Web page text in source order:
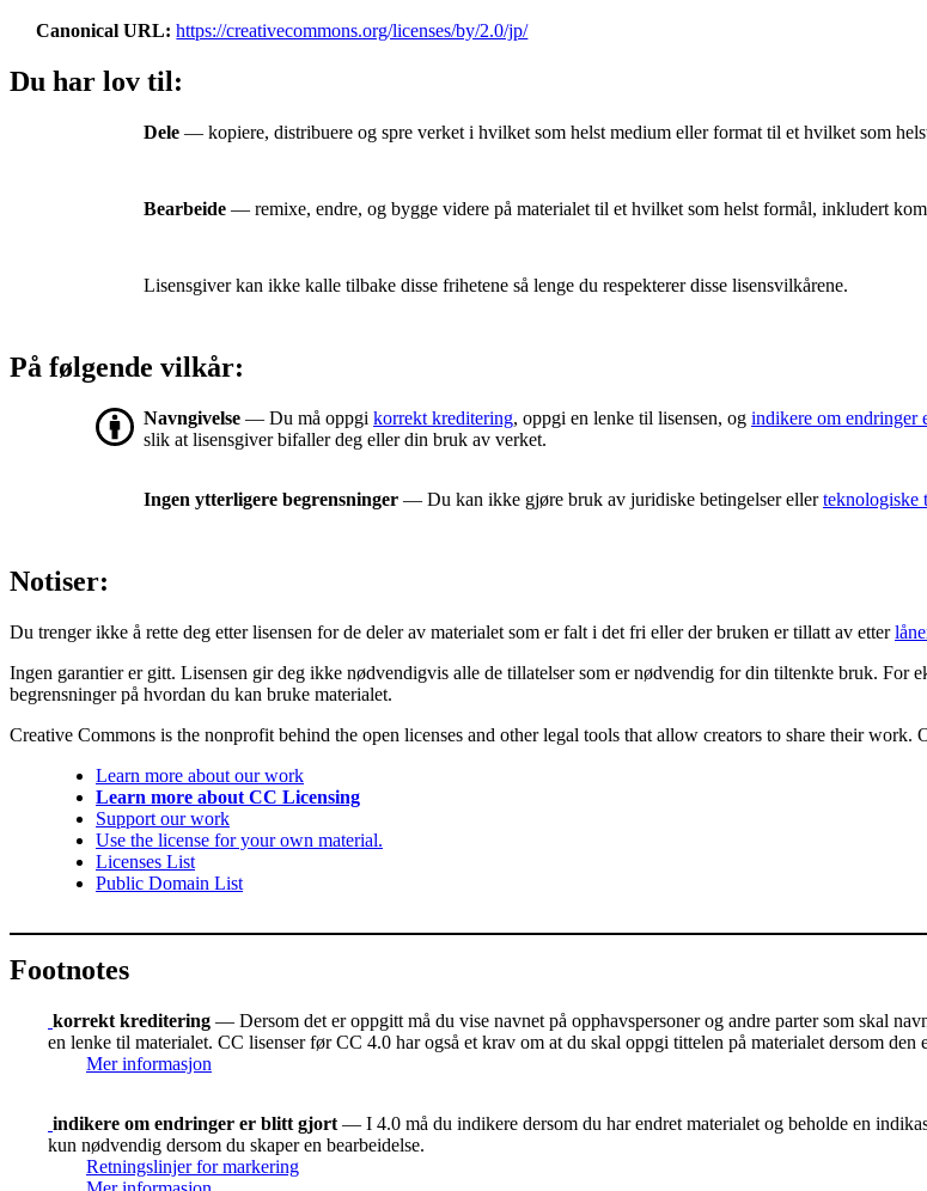
Canonical URL https://creativecommons.org/licenses/by/2.0/jp/
Du har lov til:
Dele — kopiere, distribuere og spre verket i hvilket som helst medium eller format til et hvilket som
Bearbeide — remixe, endre, og bygge videre på materialet til et hvilket som helst formål, inkludert
Lisensgiver kan ikke kalle tilbake disse frihetene så lenge du respekterer disse lisensvilkårene.
På følgende vilkår:
Navngivelse — Du må oppgi korrekt kreditering, oppgi en lenke til lisensen, og indikere om endringer
slik at lisensgiver bifaller deg eller din bruk av verket.
Ingen ytterligere begrensninger — Du kan ikke gjøre bruk av juridiske betingelser ellerteknologiske
Notiser:
Du trenger ikke å rette deg etter lisensen for de deler av materialet som er falt i det fri eller der bruken er tillatt av etter
Ingen garantier er gitt. Lisensen gir deg ikke nødvendigvis alle de tillatelser som er nødvendig for din tiltenkte bruk. For
begrensninger på hvordan du kan bruke materialet.
Creative Commons is the nonprofit behind the open licenses and other legal tools that allow creators to share their work.
Learn more about our work
Learn more about CC Licensing
Support our work
Use the license for your own material.
Licenses List
Public Domain List
Footnotes
korrekt kreditering — Dersom det er oppgitt må du vise navnet på opphavspersoner og andre parter som skal
en lenke til materialet. CC lisenser før CC 4.0 har også et krav om at du skal oppgi tittelen på materialet dersom
Mer informasjon
indikere om endringer er blitt gjort — I 4.0 må du indikere dersom du har endret materialet og beholde en
kun nødvendig dersom du skaper en bearbeidelse.
Retningslinjer for markering